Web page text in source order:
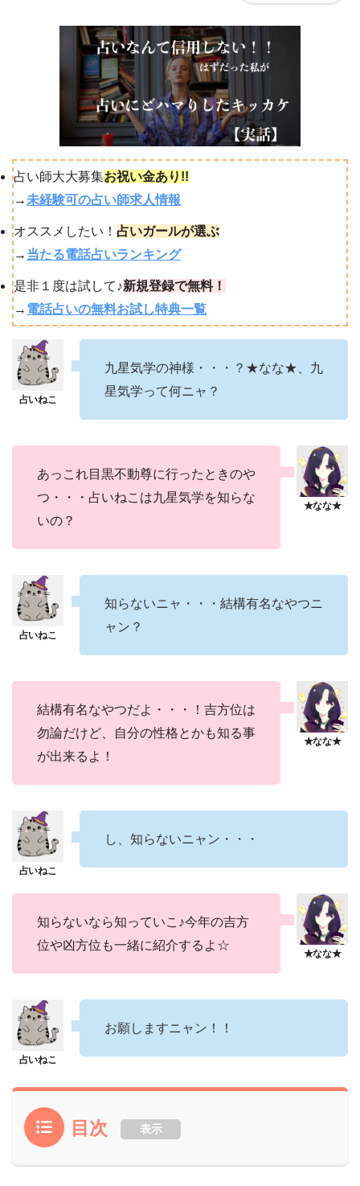
占い師大大募集お祝い金あり!!
→未経験可の占い師求人情報
オススメしたい！ 占いガールが選ぶ
→ 当たる電話占いランキング
是非１度は試して♪新規登録で無料！
→ 電話占いの無料お試し特典一覧
九星気学の神様・・・？★なな★、九
星気学って何ニャ？
あっこれ目黒不動尊に行ったときのや
つ・・・占いねこは九星気学を知らな
いの？
知らないニャ・・・結構有名なやつニ
ャン？
結構有名なやつだよ・・・！吉方位は
勿論だけど、自分の性格とかも知る事
が出来るよ！
し、知らないニャン・・・
知らないなら知っていこ♪今年の吉方
位や凶方位も一緒に紹介するよ☆
お願しますニャン！！
目次 表示